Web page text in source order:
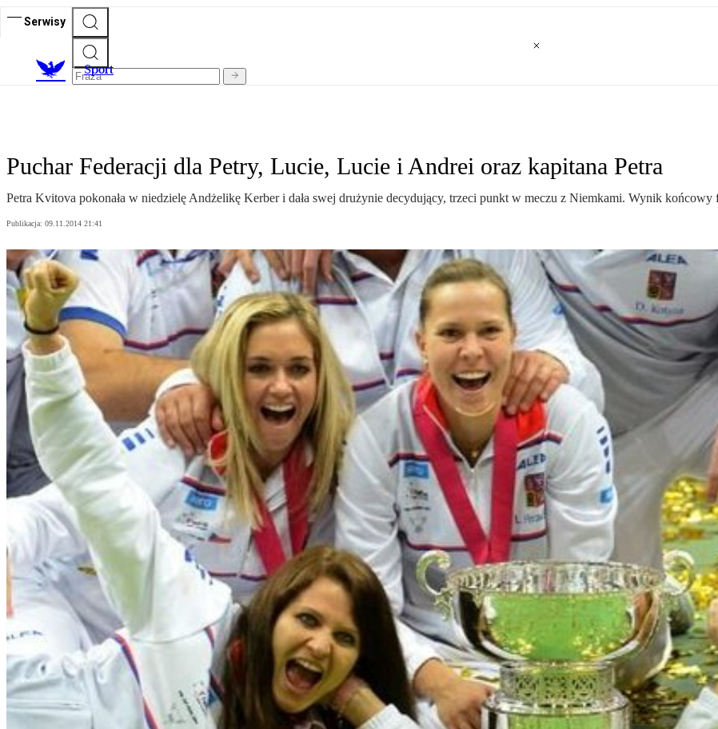
Serwisy
Sport
Puchar Federacji dla Petry, Lucie, Lucie i Andrei oraz kapitana Petra
Petra Kvitova pokonała w niedzielę Andżelikę Kerber i dała swej drużynie decydujący, trzeci punkt w meczu z Niemkami. Wynik końcowy
Publikacja: 09.11.2014 21:41